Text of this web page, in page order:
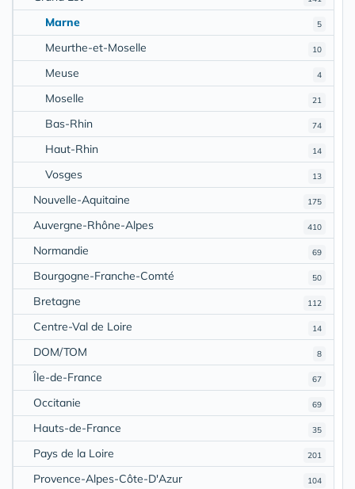
5
Marne
10
Meurthe-et-Moselle
4
Meuse
21
Moselle
74
Bas-Rhin
14
Haut-Rhin
13
Vosges
175
Nouvelle-Aquitaine
410
Auvergne-Rhône-Alpes
69
Normandie
50
Bourgogne-Franche-Comté
112
Bretagne
14
Centre-Val de Loire
8
DOM/TOM
67
Île-de-France
69
Occitanie
35
Hauts-de-France
201
Pays de la Loire
104
Provence-Alpes-Côte-D'Azur